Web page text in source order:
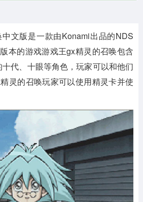
其它应用
文版是一款由Konami出品的NDS
本的游戏游戏王gx精灵的召唤包含
代、十眼等角色，玩家可以和他们
灵的召唤玩家可以使用精灵卡并使